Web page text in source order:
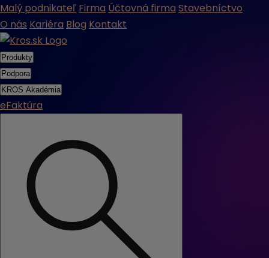
Malý podnikateľ Firma Účtovná firma Stavebníctvo
O nás Kariéra Blog Kontakt
Produkty
Podpora
KROS Akadémia
eFaktúra